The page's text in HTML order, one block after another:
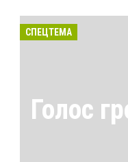
СПЕЦТЕМА
Голос